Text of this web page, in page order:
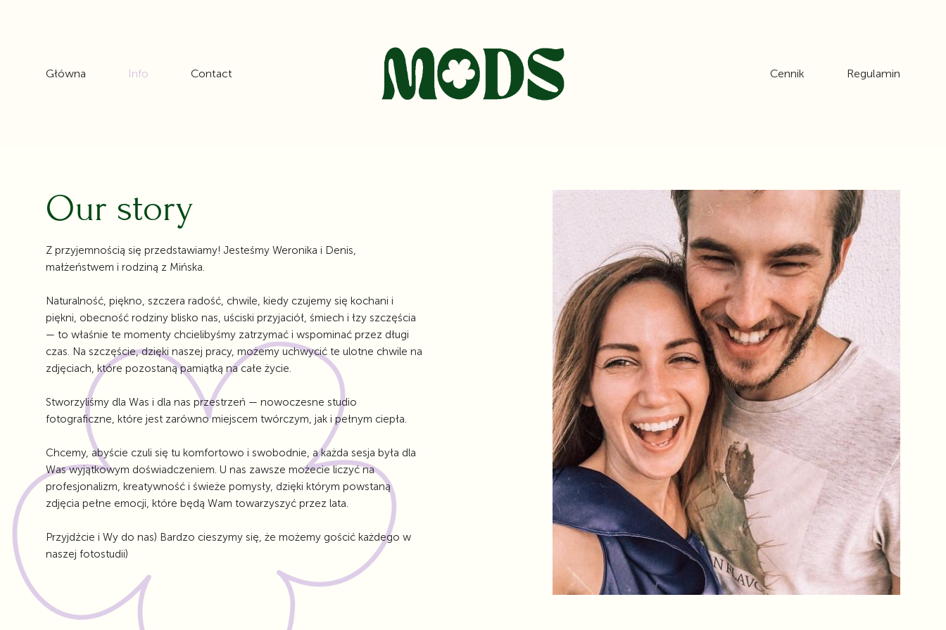
Główna Info Contact Cennik Regulamin
Our story
Z przyjemnością się przedstawiamy! Jesteśmy Weronika i Denis,
małżeństwem i rodziną z Mińska.
Naturalność, piękno, szczera radość, chwile, kiedy czujemy się kochani i
piękni, obecność rodziny blisko nas, uściski przyjaciół, śmiech i łzy szczęścia
— to właśnie te momenty chcielibyśmy zatrzymać i wspominać przez długi
czas. Na szczęście, dzięki naszej pracy, możemy uchwycić te ulotne chwile na
zdjęciach, które pozostaną pamiątką na całe życie.
Stworzyliśmy dla Was i dla nas przestrzeń — nowoczesne studio
fotograficzne, które jest zarówno miejscem twórczym, jak i pełnym ciepła.
Chcemy, abyście czuli się tu komfortowo i swobodnie, a każda sesja była dla
Was wyjątkowym doświadczeniem. U nas zawsze możecie liczyć na
profesjonalizm, kreatywność i świeże pomysły, dzięki którym powstaną
zdjęcia pełne emocji, które będą Wam towarzyszyć przez lata.
Przyjdźcie i Wy do nas) Bardzo cieszymy się, że możemy gościć każdego w
naszej fotostudii)